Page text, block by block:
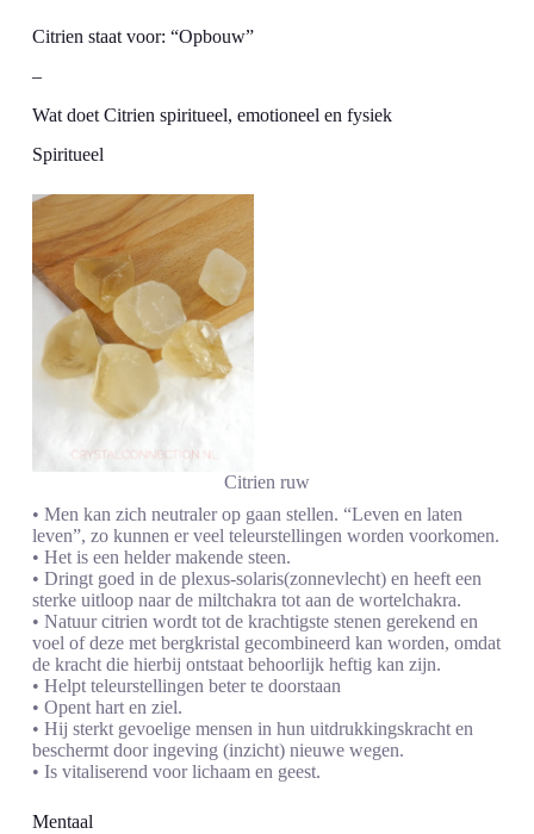
Citrien staat voor: “Opbouw”
–
Wat doet Citrien spiritueel, emotioneel en fysiek
Spiritueel
Citrien ruw
• Men kan zich neutraler op gaan stellen. “Leven en laten
leven”, zo kunnen er veel teleurstellingen worden voorkomen.
• Het is een helder makende steen.
• Dringt goed in de plexus-solaris(zonnevlecht) en heeft een
sterke uitloop naar de miltchakra tot aan de wortelchakra.
• Natuur citrien wordt tot de krachtigste stenen gerekend en
voel of deze met bergkristal gecombineerd kan worden, omdat
de kracht die hierbij ontstaat behoorlijk heftig kan zijn.
• Helpt teleurstellingen beter te doorstaan
• Opent hart en ziel.
• Hij sterkt gevoelige mensen in hun uitdrukkingskracht en
beschermt door ingeving (inzicht) nieuwe wegen.
• Is vitaliserend voor lichaam en geest.
Mentaal